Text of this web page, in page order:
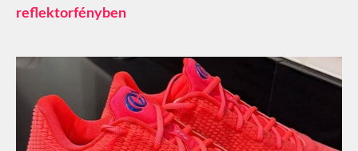
reflektorfényben